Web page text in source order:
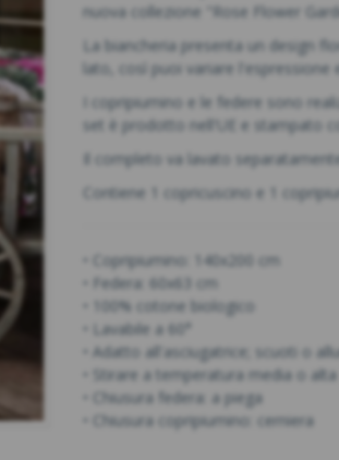
nuova collezione "Rose Flower
La biancheria presenta un design
lato, così puoi variare l'espressione
I copripiumino e le federe sono
set è prodotto nell'UE e stampato
Il completo va lavato
Contiene 1 copricuscino e 1
• Copripiumino: 140x200 cm
• Federa: 60x63 cm
• 100% cotone biologico
• Lavabile a 60°
• Adatto all'asciugatrice; scuoti o
• Stirare a temperatura media o alta
• Chiusura federa: a piega
• Chiusura copripiumino: cerniera